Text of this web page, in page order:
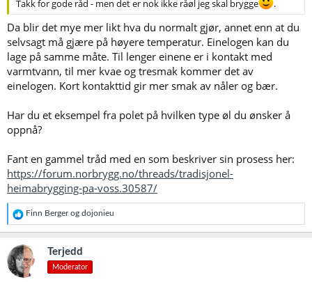
Takk for gode råd - men det er nok ikke råøl jeg skal brygge .
Da blir det mye mer likt hva du normalt gjør, annet enn at du
selvsagt må gjære på høyere temperatur. Einelogen kan du
lage på samme måte. Til lenger einene er i kontakt med
varmtvann, til mer kvae og tresmak kommer det av
einelogen. Kort kontakttid gir mer smak av nåler og bær.
Har du et eksempel fra polet på hvilken type øl du ønsker å
oppnå?
Fant en gammel tråd med en som beskriver sin prosess her:
https://forum.norbrygg.no/threads/tradisjonel-
heimabrygging-pa-voss.30587/
R
e
a
k
s
j
o
Finn Bergerog dojonieu
Terjedd
Moderator